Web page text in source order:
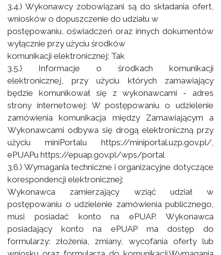
3.4.) Wykonawcy zobowiązani są do składania ofert,
wniosków o dopuszczenie do udziału w
postępowaniu, oświadczeń oraz innych dokumentów
wyłącznie przy użyciu środków
komunikacji elektronicznej: Tak
3.5.) Informacje o środkach komunikacji
elektronicznej, przy użyciu których zamawiający
będzie komunikował się z wykonawcami - adres
strony internetowej: W postępowaniu o udzielenie
zamówienia komunikacja między Zamawiającym a
Wykonawcami odbywa się drogą elektroniczną przy
użyciu miniPortalu https://miniportal.uzp.gov.pl/,
ePUAPu https://epuap.gov.pl/wps/portal
3.6.) Wymagania techniczne i organizacyjne dotyczące
korespondencji elektronicznej:
Wykonawca zamierzający wziąć udział w
postępowaniu o udzielenie zamówienia publicznego,
musi posiadać konto na ePUAP. Wykonawca
posiadający konto na ePUAP ma dostęp do
formularzy: złożenia, zmiany, wycofania oferty lub